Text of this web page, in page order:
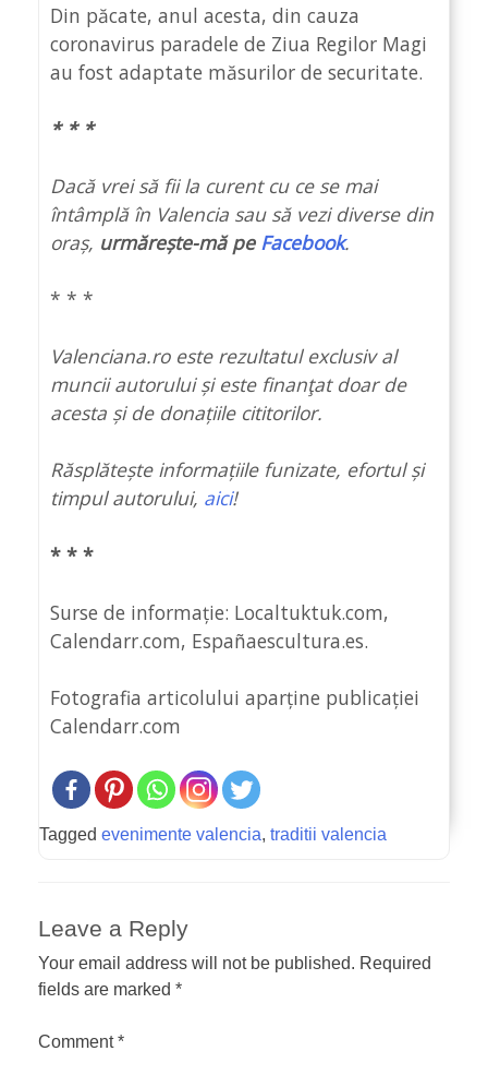
Din păcate, anul acesta, din cauza
coronavirus paradele de Ziua Regilor Magi
au fost adaptate măsurilor de securitate.
* * *
Dacă vrei să fii la curent cu ce se mai
întâmplă în Valencia sau să vezi diverse din
oraș, urmărește-mă pe Facebook.
* * *
Valenciana.ro este rezultatul exclusiv al
muncii autorului și este finanţat doar de
acesta și de donațiile cititorilor.
Răsplătește informațiile funizate, efortul și
timpul autorului, aici!
* * *
Surse de informație: Localtuktuk.com,
Calendarr.com, Españaescultura.es.
Fotografia articolului aparține publicației
Calendarr.com
Tagged evenimente valencia, traditii valencia
Leave a Reply
Your email address will not be published. Required
fields are marked *
Comment*